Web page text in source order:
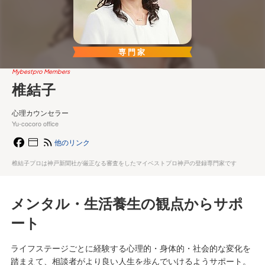
専門家
Mybestpro Members
椎結子
心理カウンセラー
Yu-cocoro office
他のリンク
椎結子プロは神戸新聞社が厳正なる審査をしたマイベストプロ神戸の登録専門家です
メンタル・生活養生の観点からサポ
ート
ライフステージごとに経験する心理的・身体的・社会的な変化を
踏まえて、相談者がより良い人生を歩んでいけるようサポート。